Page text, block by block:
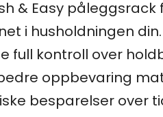
& Easy
i husholdningen
full kontroll over
oppbevaring
besparelser over